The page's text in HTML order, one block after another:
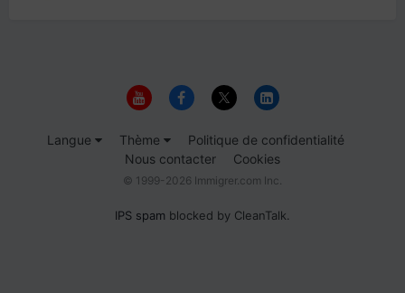
Langue Thème
Politique de confidentialité
Nous contacter
Cookies
© 1999-2026 Immigrer.com Inc.
IPS spam blocked by CleanTalk.